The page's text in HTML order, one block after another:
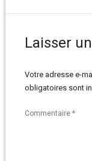
Laisser
Votre adresse e-
obligatoires sont
Commentaire *